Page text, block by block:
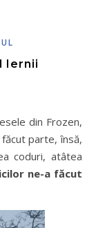
Iernii
făcut parte, însă,
coduri, atâtea
ne-a făcut